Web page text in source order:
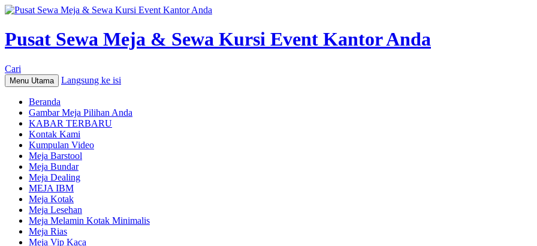
Pusat Sewa Meja & Sewa Kursi Event Kantor Anda
Cari
Menu Utama Langsung ke isi
Beranda
Gambar Meja Pilihan Anda
KABAR TERBARU
Kontak Kami
Kumpulan Video
Meja Barstool
Meja Bundar
Meja Dealing
MEJA IBM
Meja Kotak
Meja Lesehan
Meja Melamin Kotak Minimalis
Meja Rias
Meja Vip Kaca